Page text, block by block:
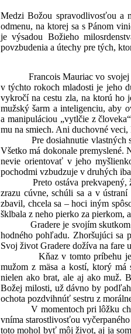
Medzi Božou spravodlivosťou a
odmenu, na ktorej sa s Pánom
je výsadou Božieho
povzbudenia a útechy pre tých,
Francois Mauriac vo svojej
v týchto rokoch mladosti je jeho
vykročí na cestu zla, na ktorú ho
mužský šarm a inteligenciu, aby
a manipuláciou „vytlčie z
mu na smiech. Ani duchovné
Pre dosiahnutie vlastných
Všetko má dokonale premyslené.
nevie orientovať v jeho
pochodmi vzbudzuje v druhých
Preto ostáva prekvapený, že
zrazu cúvne, schúli sa a v
zbavil, chcela sa – hoci iným
šklbala z neho pierko za pierkom,
Gradere je svojím skutkom
hodného pohľadu. Zhoršujúci sa
Svoj život Gradere dožíva na fare
Kňaz v tomto príbehu je
mužom z mäsa a kostí, ktorý
nielen ako brat, ale aj ako muž.
Božej milosti, už dávno by
ochota pozdvihnúť sestru z
V momentoch pri lôžku
vníma starostlivosťou
toto mohol byť môj život, aj ja